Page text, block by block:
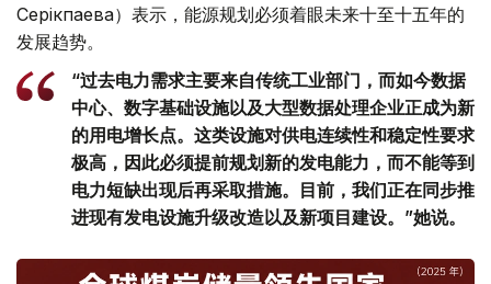
Серікпаева）表示，能源规划必须着眼未来十至十五年的
发展趋势。
“过去电力需求主要来自传统工业部门，而如今数据
中心、数字基础设施以及大型数据处理企业正成为新
的用电增长点。这类设施对供电连续性和稳定性要求
极高，因此必须提前规划新的发电能力，而不能等到
电力短缺出现后再采取措施。目前，我们正在同步推
进现有发电设施升级改造以及新项目建设。”她说。